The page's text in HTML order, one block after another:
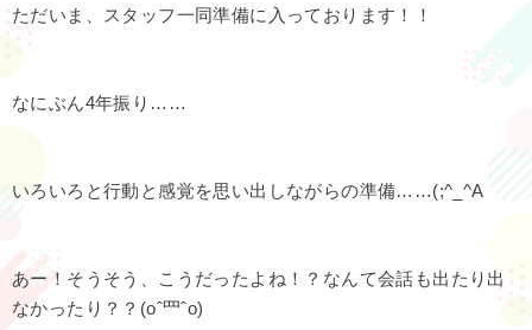
ただいま、スタッフ一同準備に入っております！！
なにぶん4年振り……
いろいろと行動と感覚を思い出しながらの準備……(;^_^A
あー！そうそう、こうだったよね！？なんて会話も出たり出
なかったり？？(oˆ罒ˆo)